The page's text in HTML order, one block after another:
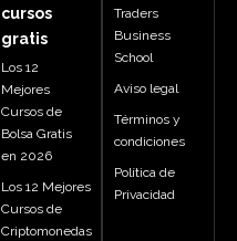
cursos
gratis
Los 12
Mejores
Cursos de
Bolsa Gratis
en 2026
Los 12 Mejores
Cursos de
Criptomonedas
Traders
Business
School
Aviso legal
Términos y
condiciones
Política de
Privacidad